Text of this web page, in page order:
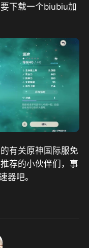
下载一个biubiu加
有关原神国际服免
荐的小伙伴们，事
器吧。